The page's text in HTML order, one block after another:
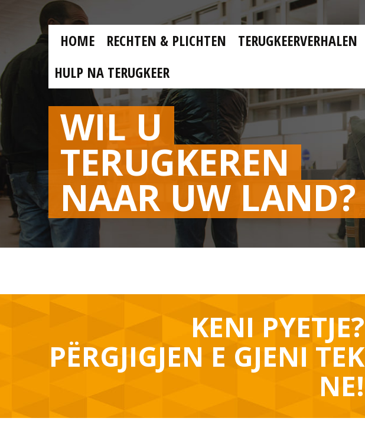
Skip to main content
MAIN
MENU
NL
HOME RECHTEN & PLICHTEN TERUGKEERVERHALEN
HULP NA TERUGKEER
WIL U
TERUGKEREN
NAAR UW LAND?
KENI PYETJE?
PËRGJIGJEN E GJENI TEK
NE!